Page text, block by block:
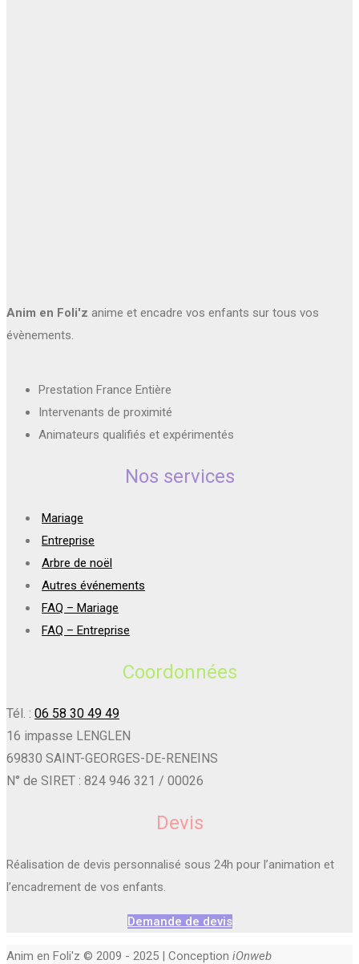
Anim en Foli'z anime et encadre vos enfants sur tous vos
évènements.
Prestation France Entière
Intervenants de proximité
Animateurs qualifiés et expérimentés
Nos services
Mariage
Entreprise
Arbre de noël
Autres événements
FAQ – Mariage
FAQ – Entreprise
Coordonnées
Tél. : 06 58 30 49 49
16 impasse LENGLEN
69830 SAINT-GEORGES-DE-RENEINS
N° de SIRET : 824 946 321 / 00026
Devis
Réalisation de devis personnalisé sous 24h pour l’animation et
l’encadrement de vos enfants.
Demande de devis
Anim en Foli'z © 2009 - 2025 | Conception iOnweb